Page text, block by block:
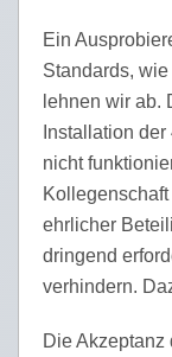
Ein
Standards,
lehnen wir ab.
Installation
nicht
ehrlicher
dringend
verhindern.
Die Akzeptanz